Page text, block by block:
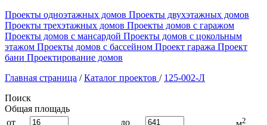
Проекты одноэтажных домов Проекты двухэтажных домов
Проекты трехэтажных домов Проекты домов с гаражом
Проекты домов с мансардой Проекты домов с цокольным
этажом Проекты домов с бассейном Проект гаража Проект
бани Проектирование домов
Главная страница / Каталог проектов / 125-002-Л
Поиск
Общая площадь
от
до 2